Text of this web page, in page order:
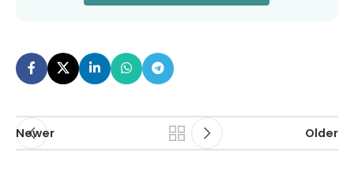
Newer Older